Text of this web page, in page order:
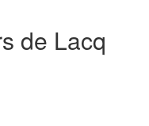
de Lacq